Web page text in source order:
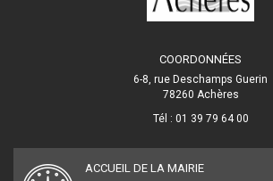
COORDONNÉES
6-8, rue Deschamps Guerin
78260 Achères
Tél : 01 39 79 64 00
ACCUEIL DE LA MAIRIE